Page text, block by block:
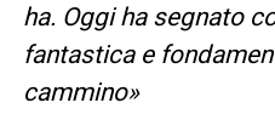
ha. Oggi ha segnato
fantastica e
cammino»